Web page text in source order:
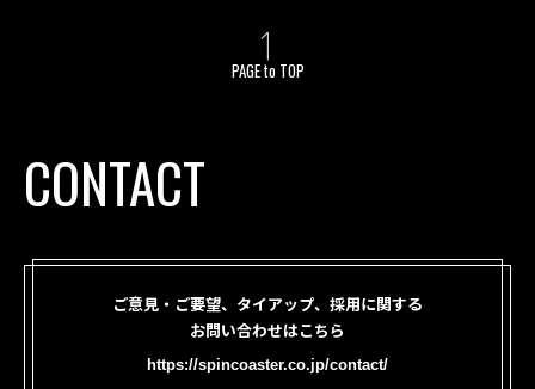
PAGE to TOP
CONTACT
ご意見・ご要望、タイアップ、採用に関する
お問い合わせはこちら
https://spincoaster.co.jp/contact/